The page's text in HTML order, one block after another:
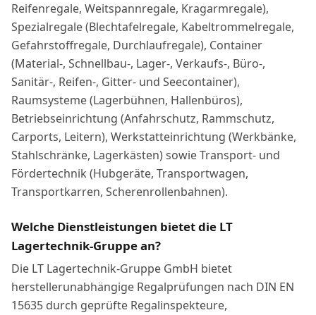
Reifenregale, Weitspannregale, Kragarmregale),
Spezialregale (Blechtafelregale, Kabeltrommelregale,
Gefahrstoffregale, Durchlaufregale), Container
(Material-, Schnellbau-, Lager-, Verkaufs-, Büro-,
Sanitär-, Reifen-, Gitter- und Seecontainer),
Raumsysteme (Lagerbühnen, Hallenbüros),
Betriebseinrichtung (Anfahrschutz, Rammschutz,
Carports, Leitern), Werkstatteinrichtung (Werkbänke,
Stahlschränke, Lagerkästen) sowie Transport- und
Fördertechnik (Hubgeräte, Transportwagen,
Transportkarren, Scherenrollenbahnen).
Welche Dienstleistungen bietet die LT
Lagertechnik-Gruppe an?
Die LT Lagertechnik-Gruppe GmbH bietet
herstellerunabhängige Regalprüfungen nach DIN EN
15635 durch geprüfte Regalinspekteure,